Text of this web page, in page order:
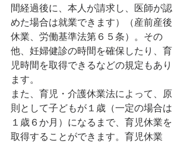
間経過後に、本人が請求し、医師が認
めた場合は就業できます）（産前産後
休業、労働基準法第６５条）。その
他、妊婦健診の時間を確保したり、育
児時間を取得できるなどの規定もあり
ます。
また、育児・介護休業法によって、原
則として子どもが１歳（一定の場合は
１歳６か月）になるまで、育児休業を
取得することができます。育児休業